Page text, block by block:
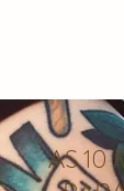
AS 10